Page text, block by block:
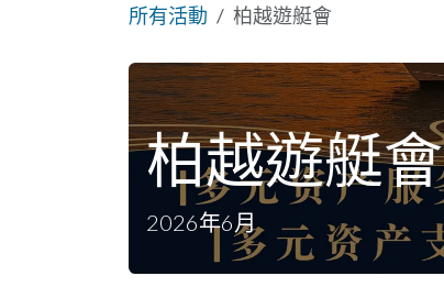
所有活動 柏越遊艇會
柏越遊艇會
2026年6月